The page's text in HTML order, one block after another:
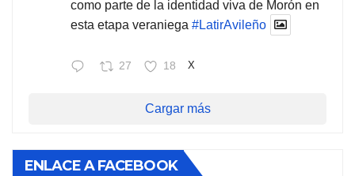
como parte de la identidad viva de Morón en
esta etapa veraniega #LatirAvileño
27 18 X
Cargar más
ENLACE A FACEBOOK